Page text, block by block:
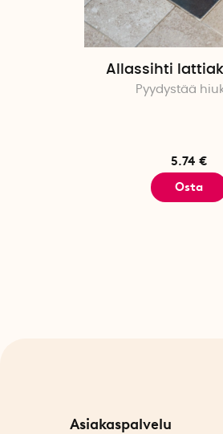
Allassihti
Pyydystää
5.74 €
Osta
Asiakaspalvelu